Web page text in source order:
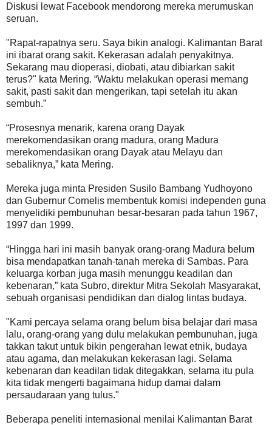
Diskusi lewat Facebook mendorong mereka merumuskan
seruan.
"Rapat-rapatnya seru. Saya bikin analogi. Kalimantan Barat
ini ibarat orang sakit. Kekerasan adalah penyakitnya.
Sekarang mau dioperasi, diobati, atau dibiarkan sakit
terus?" kata Mering. “Waktu melakukan operasi memang
sakit, pasti sakit dan mengerikan, tapi setelah itu akan
sembuh.”
“Prosesnya menarik, karena orang Dayak
merekomendasikan orang madura, orang Madura
merekomendasikan orang Dayak atau Melayu dan
sebaliknya,” kata Mering.
Mereka juga minta Presiden Susilo Bambang Yudhoyono
dan Gubernur Cornelis membentuk komisi independen guna
menyelidiki pembunuhan besar-besaran pada tahun 1967,
1997 dan 1999.
“Hingga hari ini masih banyak orang-orang Madura belum
bisa mendapatkan tanah-tanah mereka di Sambas. Para
keluarga korban juga masih menunggu keadilan dan
kebenaran,” kata Subro, direktur Mitra Sekolah Masyarakat,
sebuah organisasi pendidikan dan dialog lintas budaya.
"Kami percaya selama orang belum bisa belajar dari masa
lalu, orang-orang yang dulu melakukan pembunuhan, juga
takkan takut untuk bikin pengerahan lewat etnik, budaya
atau agama, dan melakukan kekerasan lagi. Selama
kebenaran dan keadilan tidak ditegakkan, selama itu pula
kita tidak mengerti bagaimana hidup damai dalam
persaudaraan yang tulus."
Beberapa peneliti internasional menilai Kalimantan Barat